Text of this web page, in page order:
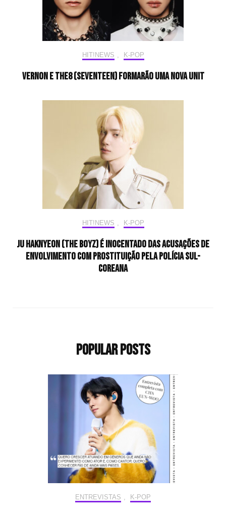
HIT!NEWS , K-POP
Vernon e The8 (SEVENTEEN) formarão uma nova unit
HIT!NEWS , K-POP
Ju Haknyeon (THE BOYZ) é inocentado das acusações de
envolvimento com prostituição pela polícia sul-
coreana
Popular Posts
ENTREVISTAS , K-POP